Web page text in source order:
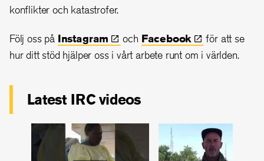
konflikter och katastrofer.
Följ oss på Instagram och Facebook
för att se
hur ditt stöd hjälper oss i vårt arbete runt om i världen.
Latest IRC videos